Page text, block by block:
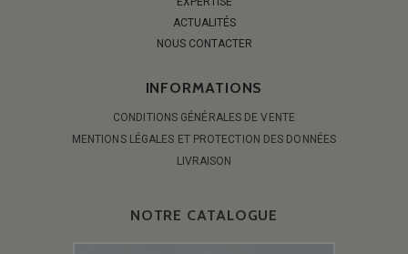
ACTUALITÉS
NOUS CONTACTER
INFORMATIONS
CONDITIONS GÉNÉRALES DE VENTE
MENTIONS LÉGALES ET PROTECTION DES DONNÉES
LIVRAISON
NOTRE CATALOGUE